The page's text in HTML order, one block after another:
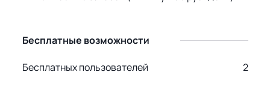
Бесплатные возможности
Бесплатных пользователей 2